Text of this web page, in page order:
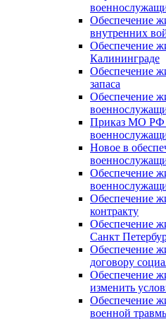
Обеспечение
внутренних
Обеспечение
Калининграде
Обеспечение
запаса
Обеспечение
Приказ МО РФ
Новое в
Обеспечение
Обеспечение
контракту
Обеспечение
Санкт
Обеспечение
договору
Обеспечение
изменить
Обеспечение
военной